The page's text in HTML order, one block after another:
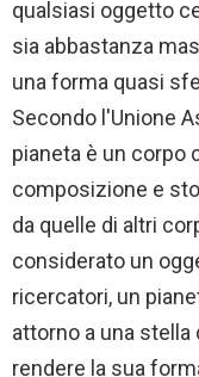
qualsiasi oggetto
sia abbastanza
una forma quasi
Secondo l'Unione
pianeta è un corpo
composizione e
da quelle di altri
considerato un
ricercatori, un
attorno a una stella
rendere la sua